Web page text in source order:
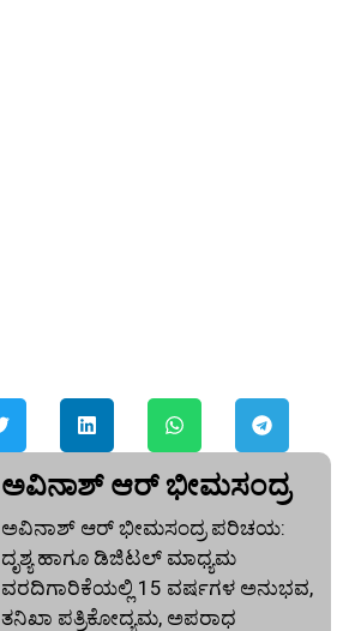
ಅವಿನಾಶ್‌ ಆರ್‌ ಭೀಮಸಂದ್ರ
ಅವಿನಾಶ್‌ ಆರ್‌ ಭೀಮಸಂದ್ರ ಪರಿಚಯ:
ದೃಶ್ಯ ಹಾಗೂ ಡಿಜಿಟಲ್ ಮಾಧ್ಯಮ
ವರದಿಗಾರಿಕೆಯಲ್ಲಿ 15 ವರ್ಷಗಳ ಅನುಭವ,
ತನಿಖಾ ಪತ್ರಿಕೋದ್ಯಮ, ಅಪರಾಧ